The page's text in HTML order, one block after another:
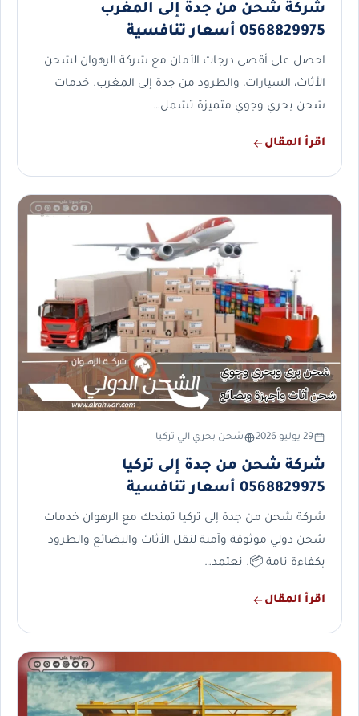
شركة شحن من جدة إلى المغرب
0568829975 أسعار تنافسية
احصل على أقصى درجات الأمان مع شركة الرهوان لشحن
الأثاث، السيارات، والطرود من جدة إلى المغرب. خدمات
شحن بحري وجوي متميزة تشمل…
اقرأ المقال
29 يوليو 2026 شحن بحري الي تركيا
شركة شحن من جدة إلى تركيا
0568829975 أسعار تنافسية
شركة شحن من جدة إلى تركيا تمنحك مع الرهوان خدمات
شحن دولي موثوقة وآمنة لنقل الأثاث والبضائع والطرود
بكفاءة تامة 📦. نعتمد…
اقرأ المقال